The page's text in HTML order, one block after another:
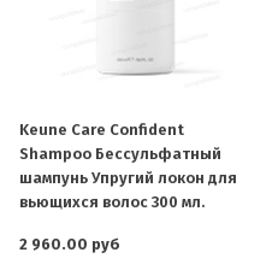
Keune Care Confident
Shampoo Бессульфатный
шампунь Упругий локон для
вьющихся волос 300 мл.
2 960.00 руб